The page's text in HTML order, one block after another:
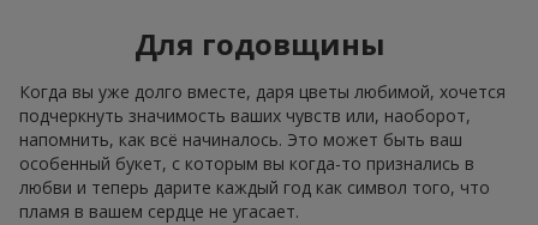
Для годовщины
Когда вы уже долго вместе, даря цветы любимой, хочется
подчеркнуть значимость ваших чувств или, наоборот,
напомнить, как всё начиналось. Это может быть ваш
особенный букет, с которым вы когда-то признались в
любви и теперь дарите каждый год как символ того, что
пламя в вашем сердце не угасает.